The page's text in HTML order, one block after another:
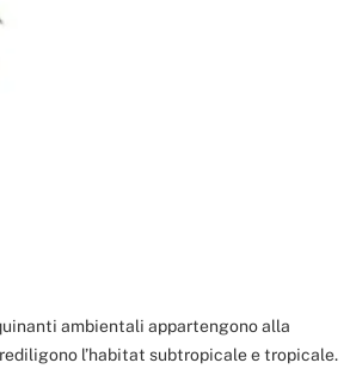
ambientali appartengono alla
l’habitat subtropicale e tropicale.